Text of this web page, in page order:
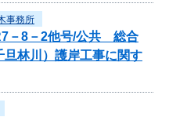
事務所
－8－2他号/公共 総合
林川）護岸工事に関す